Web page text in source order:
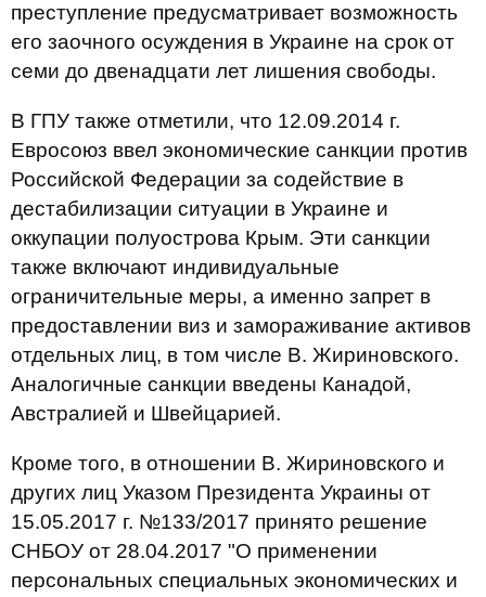
преступление предусматривает возможность
его заочного осуждения в Украине на срок от
семи до двенадцати лет лишения свободы.
В ГПУ также отметили, что 12.09.2014 г.
Евросоюз ввел экономические санкции против
Российской Федерации за содействие в
дестабилизации ситуации в Украине и
оккупации полуострова Крым. Эти санкции
также включают индивидуальные
ограничительные меры, а именно запрет в
предоставлении виз и замораживание активов
отдельных лиц, в том числе В. Жириновского.
Аналогичные санкции введены Канадой,
Австралией и Швейцарией.
Кроме того, в отношении В. Жириновского и
других лиц Указом Президента Украины от
15.05.2017 г. №133/2017 принято решение
СНБОУ от 28.04.2017 "О применении
персональных специальных экономических и